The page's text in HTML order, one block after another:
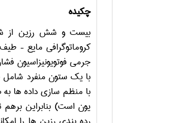
چکیده
بیست و شش رزین از
کروماتوگرافی مایع –
جرمی فوتویونیزاسیون
با یک ستون منفرد شامل 2755 مشاهده (شدت، زمان،
با منظم ­سازی داده ­ها
یون است) بنابراین